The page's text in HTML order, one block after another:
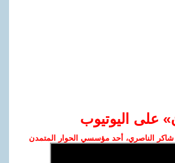
على اليوتيوب
الناصري، أحد مؤسسي الحوار المتمدن